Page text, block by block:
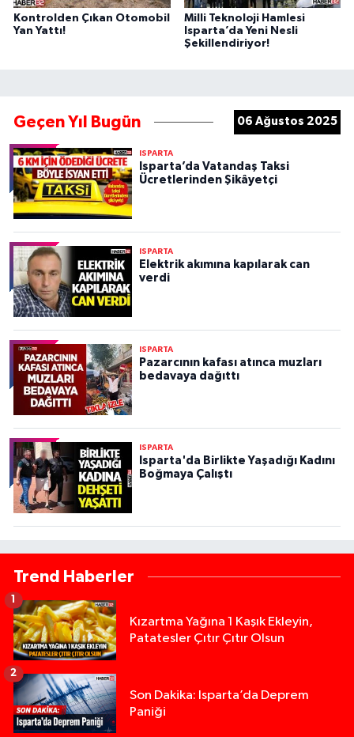
Kontrolden Çıkan Otomobil
Yan Yattı!
Milli Teknoloji Hamlesi
Isparta’da Yeni Nesli
Şekillendiriyor!
Geçen Yıl Bugün 06 Ağustos 2025
ISPARTA
Isparta’da Vatandaş Taksi
Ücretlerinden Şikâyetçi
ISPARTA
Elektrik akımına kapılarak can
verdi
ISPARTA
Pazarcının kafası atınca muzları
bedavaya dağıttı
ISPARTA
Isparta'da Birlikte Yaşadığı Kadını
Boğmaya Çalıştı
Trend Haberler
Kızartma Yağına 1 Kaşık Ekleyin,
Patatesler Çıtır Çıtır Olsun
1
Son Dakika: Isparta’da Deprem
Paniği
2